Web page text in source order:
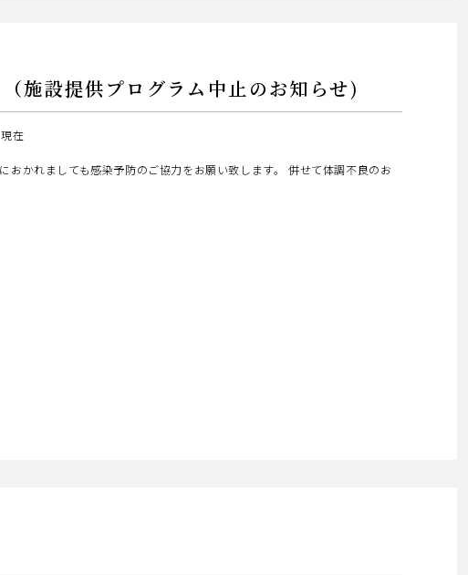
供プログラム中止のお知らせ)
現在
かれましても感染予防のご協力をお願い致します。 併せて体調不良のお